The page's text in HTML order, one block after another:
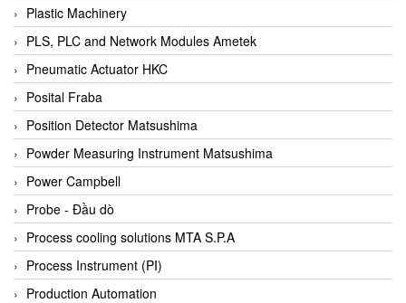
Bestech
Bestech
BETA
Bifold
Bihl+wiedemann
Bihl+wiedemann
Bilz
Binder Connector
Biotech
BirdX Vietnam
BK Vibro
Plastic Machinery
PLS, PLC and Network Modules Ametek
Pneumatic Actuator HKC
Posital Fraba
Position Detector Matsushima
Powder Measuring Instrument Matsushima
Power Campbell
Probe - Đầu dò
Process cooling solutions MTA S.P.A
Process Instrument (PI)
Production Automation